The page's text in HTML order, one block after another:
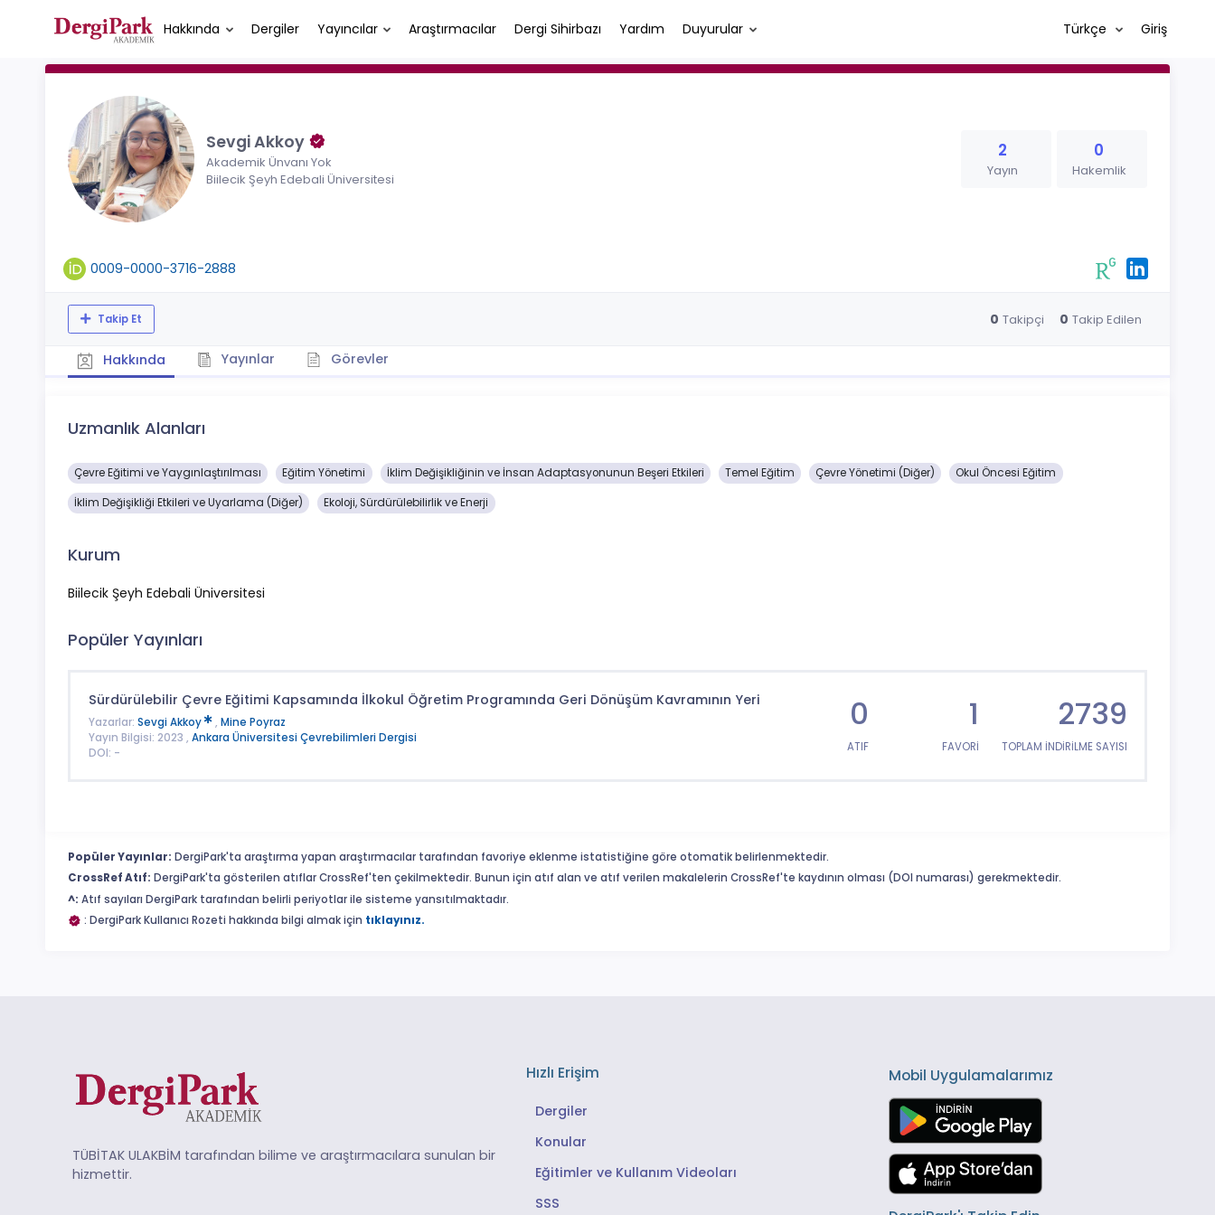
Hakkında Dergiler Yayıncılar Araştırmacılar Dergi Sihirbazı Yardım Duyurular Türkçe Giriş
Sevgi Akkoy
Akademik Ünvanı Yok
Biilecik Şeyh Edebali Üniversitesi
2
Yayın
0
Hakemlik
0009-0000-3716-2888
Takip Et 0 Takipçi 0 Takip Edilen
Hakkında Yayınlar Görevler
Uzmanlık Alanları
Çevre Eğitimi ve Yaygınlaştırılması Eğitim Yönetimi İklim Değişikliğinin ve İnsan Adaptasyonunun Beşeri Etkileri Temel Eğitim Çevre Yönetimi (Diğer) Okul Öncesi Eğitim
İklim Değişikliği Etkileri ve Uyarlama (Diğer) Ekoloji, Sürdürülebilirlik ve Enerji
Kurum
Biilecik Şeyh Edebali Üniversitesi
Popüler Yayınları
Sürdürülebilir Çevre Eğitimi Kapsamında İlkokul Öğretim Programında Geri Dönüşüm Kavramının Yeri
Yazarlar: Sevgi Akkoy , Mine Poyraz
Yayın Bilgisi: 2023 , Ankara Üniversitesi Çevrebilimleri Dergisi
DOI: -
0
ATIF
1
FAVORİ
2739
TOPLAM İNDİRİLME SAYISI
Popüler Yayınlar: DergiPark'ta araştırma yapan araştırmacılar tarafından favoriye eklenme istatistiğine göre otomatik belirlenmektedir.
CrossRef Atıf: DergiPark'ta gösterilen atıflar CrossRef'ten çekilmektedir. Bunun için atıf alan ve atıf verilen makalelerin CrossRef'te kaydının olması (DOI numarası) gerekmektedir.
^: Atıf sayıları DergiPark tarafından belirli periyotlar ile sisteme yansıtılmaktadır.
: DergiPark Kullanıcı Rozeti hakkında bilgi almak için tıklayınız.
TÜBİTAK ULAKBİM tarafından bilime ve araştırmacılara sunulan bir
hizmettir.
Hızlı Erişim
Dergiler
Konular
Eğitimler ve Kullanım Videoları
SSS
Mobil Uygulamalarımız